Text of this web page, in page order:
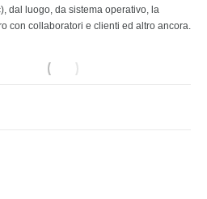
dal luogo, da sistema operativo, la
con collaboratori e clienti ed altro ancora.